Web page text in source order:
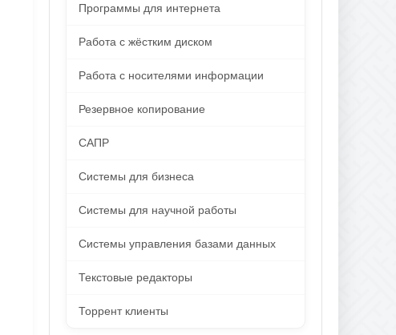
Программы для интернета
Работа с жёстким диском
Работа с носителями информации
Резервное копирование
САПР
Системы для бизнеса
Системы для научной работы
Системы управления базами данных
Текстовые редакторы
Торрент клиенты